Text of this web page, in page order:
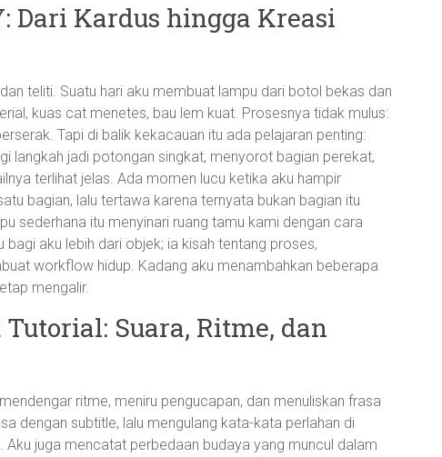
Dari Kardus hingga Kreasi
teliti. Suatu hari aku membuat lampu dari botol bekas dan
kuas cat menetes, bau lem kuat. Prosesnya tidak mulus:
Tapi di balik kekacauan itu ada pelajaran penting:
langkah jadi potongan singkat, menyorot bagian perekat,
terlihat jelas. Ada momen lucu ketika aku hampir
bagian, lalu tertawa karena ternyata bukan bagian itu
sederhana itu menyinari ruang tamu kami dengan cara
aku lebih dari objek; ia kisah tentang proses,
workflow hidup. Kadang aku menambahkan beberapa
mengalir.
Suara, Ritme, dan
ritme, meniru pengucapan, dan menuliskan frasa
dengan subtitle, lalu mengulang kata-kata perlahan di
Aku juga mencatat perbedaan budaya yang muncul dalam